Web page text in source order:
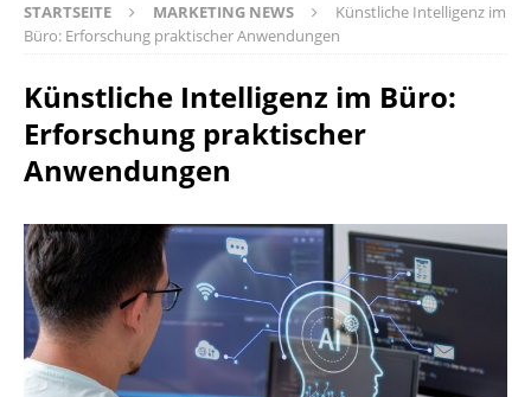
STARTSEITE MARKETING NEWS
Künstliche Intelligenz im
Büro: Erforschung praktischer Anwendungen
Künstliche Intelligenz im Büro:
Erforschung praktischer
Anwendungen